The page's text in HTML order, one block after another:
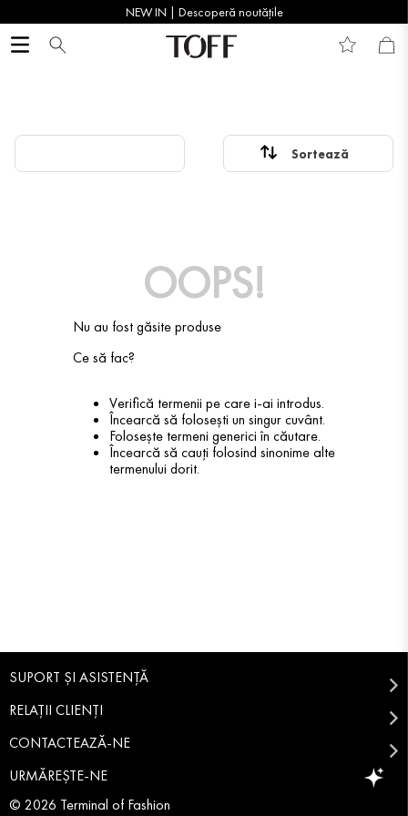
NEW IN | Descoperă noutățile
OOPS!
Nu au fost găsite produse
Ce să fac?
Verifică termenii pe care i-ai introdus.
Încearcă să folosești un singur cuvânt.
Folosește termeni generici în căutare.
Încearcă să cauți folosind sinonime alte
termenului dorit.
SUPORT ȘI ASISTENȚĂ
RELAȚII CLIENȚI
CONTACTEAZĂ-NE
URMĂREȘTE-NE
© 2026 Terminal of Fashion